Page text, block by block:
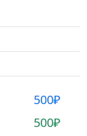
500₽
500₽